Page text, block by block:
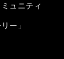
ュニティ
ー」